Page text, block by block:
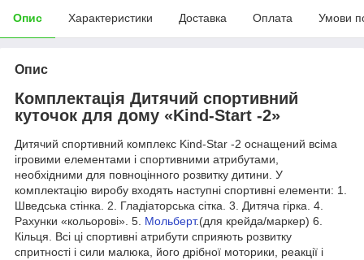
Опис Характеристики Доставка Оплата Умови
Опис
Комплектація Дитячий спортивний
куточок для дому «Kind-Start -2»
Дитячий спортивний комплекс Kind-Star -2 оснащений всіма
ігровими елементами і спортивними атрибутами,
необхідними для повноцінного розвитку дитини. У
комплектацію виробу входять наступні спортивні елементи: 1.
Шведська стінка. 2. Гладіаторська сітка. 3. Дитяча гірка. 4.
Рахунки «кольорові». 5. Мольберт.(для крейда/маркер) 6.
Кільця. Всі ці спортивні атрибути сприяють розвитку
спритності і сили малюка, його дрібної моторики, реакції і